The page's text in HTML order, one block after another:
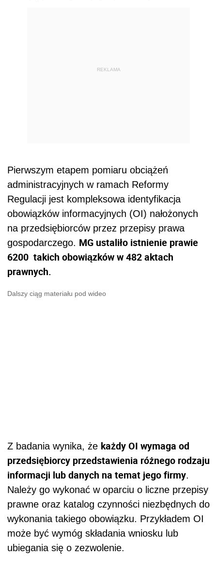
REKLAMA
Pierwszym etapem pomiaru obciążeń
administracyjnych w ramach Reformy
Regulacji jest kompleksowa identyfikacja
obowiązków informacyjnych (OI) nałożonych
na przedsiębiorców przez przepisy prawa
gospodarczego. MG ustaliło istnienie prawie
6200 takich obowiązków w 482 aktach
prawnych.
Dalszy ciąg materiału pod wideo
Z badania wynika, że każdy OI wymaga od
przedsiębiorcy przedstawienia różnego rodzaju
informacji lub danych na temat jego firmy.
Należy go wykonać w oparciu o liczne przepisy
prawne oraz katalog czynności niezbędnych do
wykonania takiego obowiązku. Przykładem OI
może być wymóg składania wniosku lub
ubiegania się o zezwolenie.